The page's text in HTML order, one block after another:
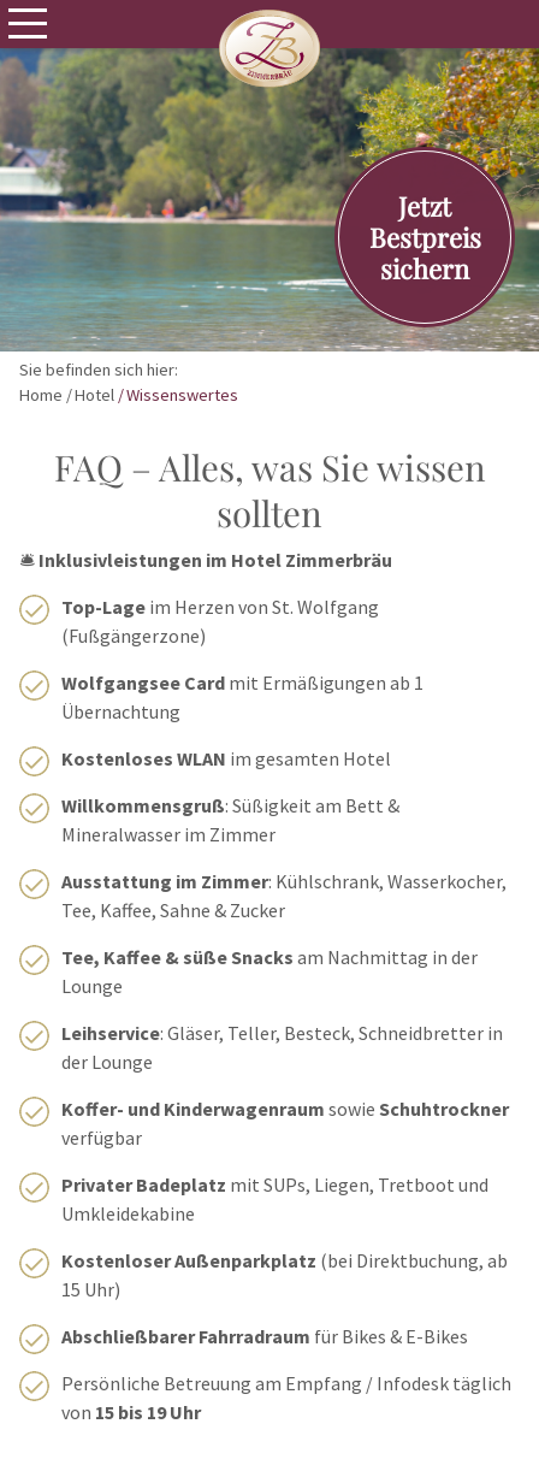
Jetzt
Bestpreis
sichern
Sie befinden sich hier:
Home
Hotel Wissenswertes
FAQ – Alles, was Sie wissen
sollten
🛎️ Inklusivleistungen im Hotel Zimmerbräu
Top-Lage im Herzen von St. Wolfgang
(Fußgängerzone)
Wolfgangsee Card mit Ermäßigungen ab 1
Übernachtung
Kostenloses WLAN im gesamten Hotel
Willkommensgruß: Süßigkeit am Bett &
Mineralwasser im Zimmer
Ausstattung im Zimmer: Kühlschrank, Wasserkocher,
Tee, Kaffee, Sahne & Zucker
Tee, Kaffee & süße Snacks am Nachmittag in der
Lounge
Leihservice: Gläser, Teller, Besteck, Schneidbretter in
der Lounge
Koffer- und Kinderwagenraum sowie Schuhtrockner
verfügbar
Privater Badeplatz mit SUPs, Liegen, Tretboot und
Umkleidekabine
Kostenloser Außenparkplatz (bei Direktbuchung, ab
15 Uhr)
Abschließbarer Fahrradraum für Bikes & E-Bikes
Persönliche Betreuung am Empfang / Infodesk täglich
von 15 bis 19 Uhr